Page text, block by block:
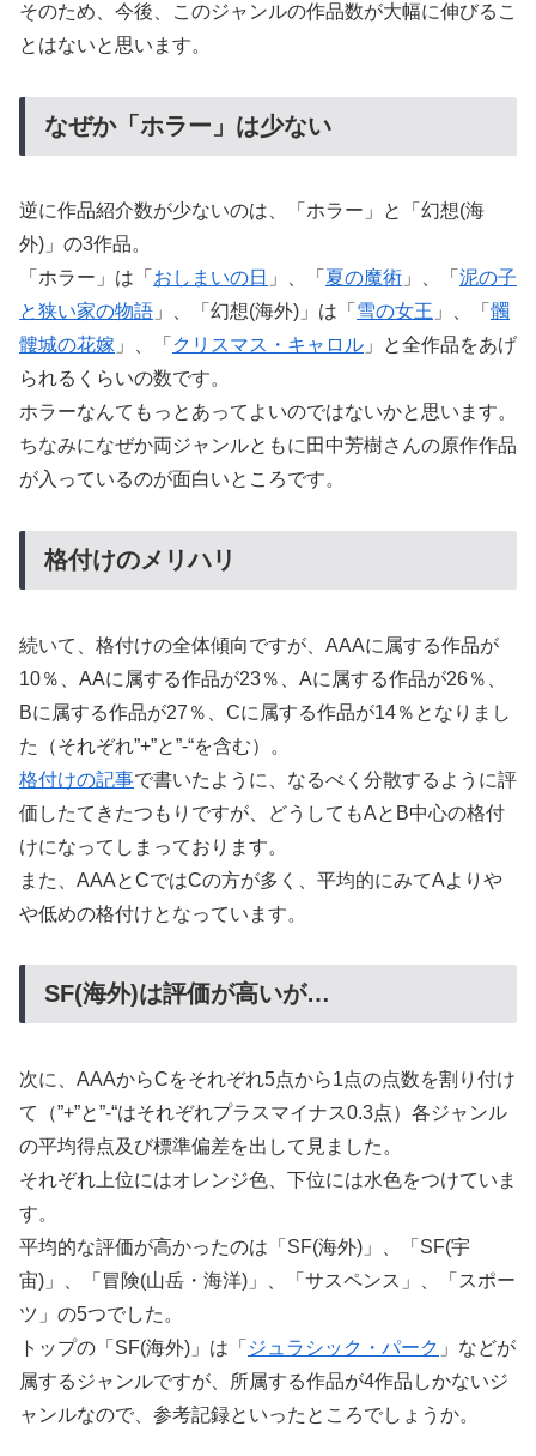
そのため、今後、このジャンルの作品数が大幅に伸びるこ
とはないと思います。
なぜか「ホラー」は少ない
逆に作品紹介数が少ないのは、「ホラー」と「幻想(海
外)」の3作品。
「ホラー」は「 おしまいの日 」、「 夏の魔術 」、「 泥の子
と狭い家の物語 」、「幻想(海外)」は「 雪の女王 」、「 髑
髏城の花嫁 」、「 クリスマス・キャロル 」と全作品をあげ
られるくらいの数です。
ホラーなんてもっとあってよいのではないかと思います。
ちなみになぜか両ジャンルともに田中芳樹さんの原作作品
が入っているのが面白いところです。
格付けのメリハリ
続いて、格付けの全体傾向ですが、AAAに属する作品が
10％、AAに属する作品が23％、Aに属する作品が26％、
Bに属する作品が27％、Cに属する作品が14％となりまし
た（それぞれ”+”と”-“を含む）。
格付けの記事で書いたように、なるべく分散するように評
価したてきたつもりですが、どうしてもAとB中心の格付
けになってしまっております。
また、AAAとCではCの方が多く、平均的にみてAよりや
や低めの格付けとなっています。
SF(海外)は評価が高いが…
次に、AAAからCをそれぞれ5点から1点の点数を割り付け
て（”+”と”-“はそれぞれプラスマイナス0.3点）各ジャンル
の平均得点及び標準偏差を出して見ました。
それぞれ上位にはオレンジ色、下位には水色をつけていま
す。
平均的な評価が高かったのは「SF(海外)」、「SF(宇
宙)」、「冒険(山岳・海洋)」、「サスペンス」、「スポー
ツ」の5つでした。
トップの「SF(海外)」は「 ジュラシック・パーク 」などが
属するジャンルですが、所属する作品が4作品しかないジ
ャンルなので、参考記録といったところでしょうか。